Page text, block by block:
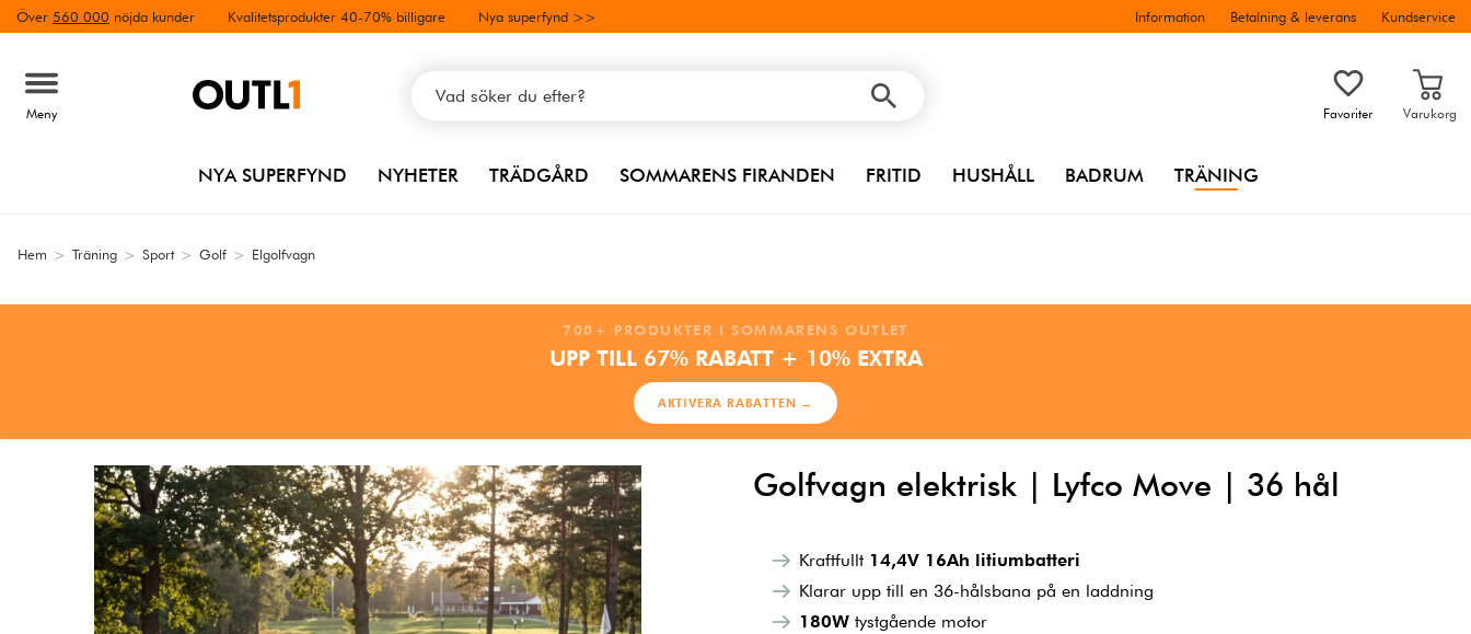
Över 560 000 nöjda kunder Kvalitetsprodukter 40-70% billigare Nya superfynd >> Information Betalning & leverans Kundservice
Meny Favoriter Varukorg
NYA SUPERFYND NYHETER TRÄDGÅRD SOMMARENS FIRANDEN FRITID HUSHÅLL BADRUM TRÄNING
Hem > Träning > Sport > Golf > Elgolfvagn
700+ PRODUKTER I SOMMARENS OUTLET
UPP TILL 67% RABATT + 10% EXTRA
AKTIVERA RABATTEN →
Golfvagn elektrisk | Lyfco Move | 36 hål
Kraftfullt 14,4V 16Ah litiumbatteri
Klarar upp till en 36-hålsbana på en laddning
180Wtystgående motor